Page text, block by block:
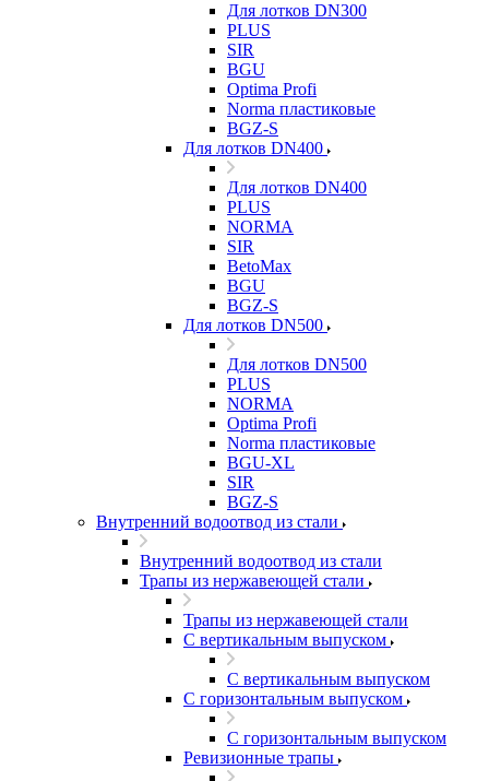
Для лотков DN300
PLUS
SIR
BGU
Optima Profi
Norma пластиковые
BGZ-S
Для лотков DN400
Для лотков DN400
PLUS
NORMA
SIR
BetoMax
BGU
BGZ-S
Для лотков DN500
Для лотков DN500
PLUS
NORMA
Optima Profi
Norma пластиковые
BGU-XL
SIR
BGZ-S
Внутренний водоотвод из стали
Внутренний водоотвод из стали
Трапы из нержавеющей стали
Трапы из нержавеющей стали
С вертикальным выпуском
С вертикальным выпуском
С горизонтальным выпуском
С горизонтальным выпуском
Ревизионные трапы